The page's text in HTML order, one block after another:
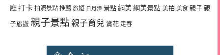
廳打卡 拍照景點 推薦 旅遊 日月潭 景點 網美網美景點 美拍 美食 親子 親
子旅遊 親子景點親子育兒 賞花 走春